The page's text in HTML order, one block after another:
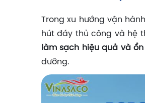
Trong xu hướng vận
hút đáy thủ công và hệ
làm sạch hiệu quả và
dưỡng.